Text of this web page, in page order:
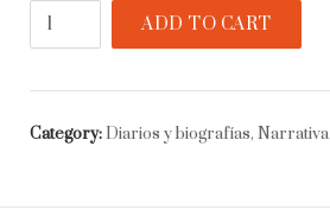
Sujetos
ADD TO CART
Category:Diarios y biografías, Narrativa